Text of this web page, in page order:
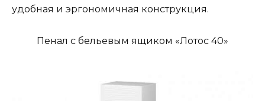
удобная и эргономичная конструкция.
Пенал с бельевым ящиком «Лотос 40»